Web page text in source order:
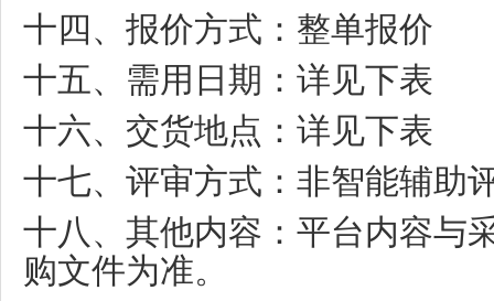
十四、报价方式：整单报价
十五、需用日期：详见下表
十六、交货地点：详见下表
十七、评审方式：非智能辅助
十八、其他内容：平台内容与
购文件为准。